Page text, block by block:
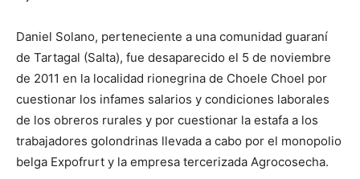
Daniel Solano, perteneciente a una comunidad guaraní
de Tartagal (Salta), fue desaparecido el 5 de noviembre
de 2011 en la localidad rionegrina de Choele Choel por
cuestionar los infames salarios y condiciones laborales
de los obreros rurales y por cuestionar la estafa a los
trabajadores golondrinas llevada a cabo por el monopolio
belga Expofrurt y la empresa tercerizada Agrocosecha.